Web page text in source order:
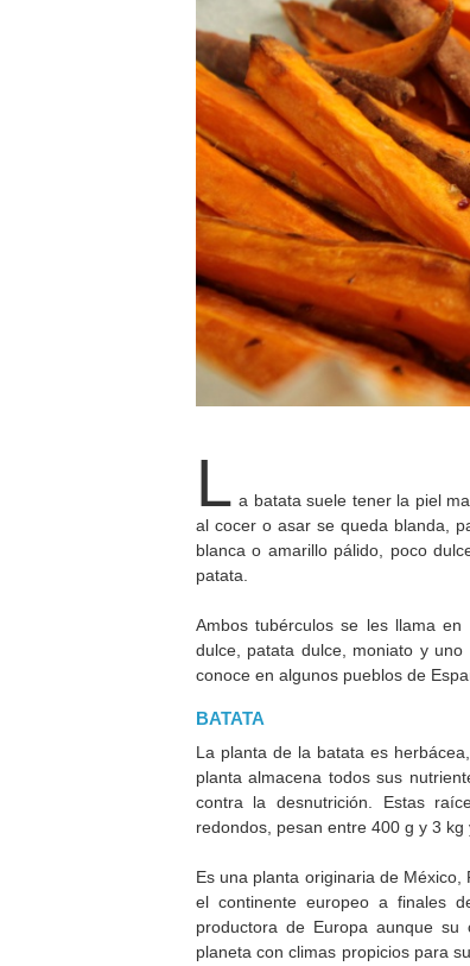
L a batata suele tener la piel
al cocer o asar se queda blanda,
blanca o amarillo pálido, poco
patata.
Ambos tubérculos se les llama
dulce, patata dulce, moniato y
conoce en algunos pueblos de
BATATA
La planta de la batata es
planta almacena todos sus
contra la desnutrición. Estas
redondos, pesan entre 400 g y 3
Es una planta originaria de
el continente europeo a finales
productora de Europa aunque
planeta con climas propicios para